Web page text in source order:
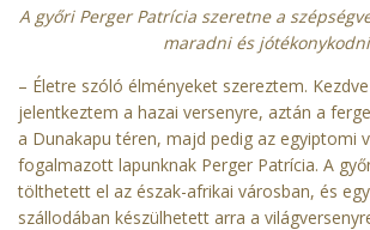
A győri Perger Patrícia szeretne a
maradni és
– Életre szóló élményeket szereztem.
jelentkeztem a hazai versenyre, aztán a
a Dunakapu téren, majd pedig az egyiptomi
fogalmazott lapunknak Perger Patrícia. A
tölthetett el az észak-afrikai városban, és
szállodában készülhetett arra a